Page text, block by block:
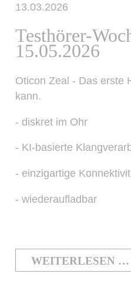
13.03.2026
Testhörer-
15.05.2026
Oticon Zeal - Das erste
kann.
- diskret im Ohr
- KI-basierte
- einzigartige
- wiederaufladbar
WEITERLESEN …